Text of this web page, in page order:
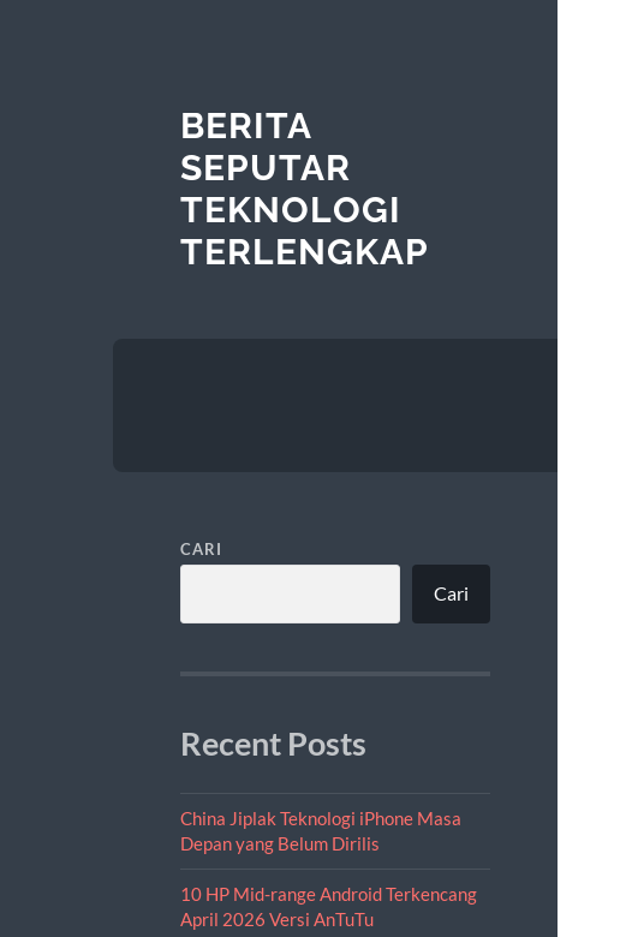
BERITA
SEPUTAR
TEKNOLOGI
TERLENGKAP
CARI
Cari
Recent Posts
China Jiplak Teknologi iPhone Masa
Depan yang Belum Dirilis
10 HP Mid-range Android Terkencang
April 2026 Versi AnTuTu